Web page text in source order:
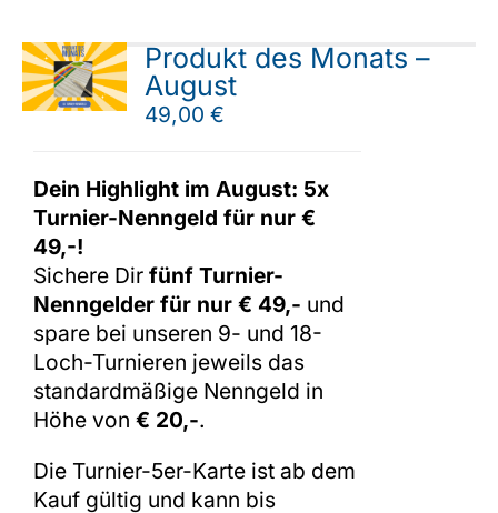
Produkt des Monats –
August
49,00€
Dein Highlight im August: 5x
Turnier-Nenngeld für nur €
49,-!
Sichere Dirfünf Turnier-
Nenngelder für nur € 49,- und
spare bei unseren 9- und 18-
Loch-Turnieren jeweils das
standardmäßige Nenngeld in
Höhe von€ 20,-.
Die Turnier-5er-Karte ist ab dem
Kauf gültig und kann bis